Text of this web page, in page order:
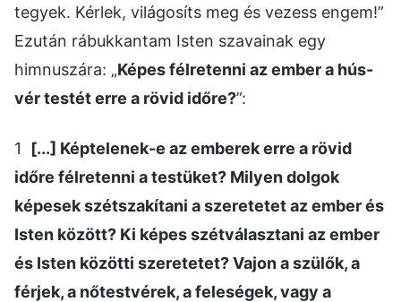
tegyek. Kérlek, világosíts meg és vezess engem!”
Ezután rábukkantam Isten szavainak egy
himnuszára: „Képes félretenni az ember a hús-
vér testét erre a rövid időre?”:
1 [...] Képtelenek-e az emberek erre a rövid
időre félretenni a testüket? Milyen dolgok
képesek szétszakítani a szeretetet az ember és
Isten között? Ki képes szétválasztani az ember
és Isten közötti szeretetet? Vajon a szülők, a
férjek, a nőtestvérek, a feleségek, vagy a